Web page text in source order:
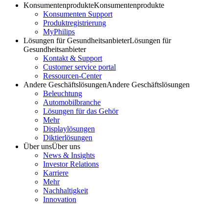
KonsumentenprodukteKonsumentenprodukte
Konsumenten Support
Produktregistrierung
MyPhilips
Lösungen für GesundheitsanbieterLösungen für
Gesundheitsanbieter
Kontakt & Support
Customer service portal
Ressourcen-Center
Andere GeschäftslösungenAndere Geschäftslösungen
Beleuchtung
Automobilbranche
Lösungen für das Gehör
Mehr
Displaylösungen
Diktierlösungen
Über unsÜber uns
News & Insights
Investor Relations
Karriere
Mehr
Nachhaltigkeit
Innovation